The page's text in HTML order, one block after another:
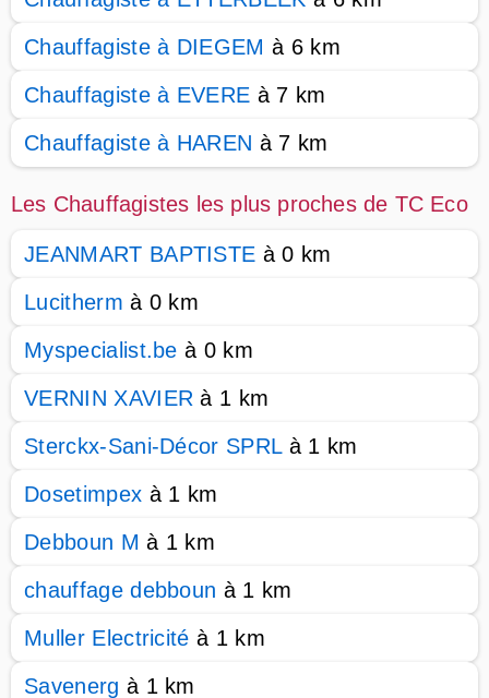
Chauffagiste à DIEGEM à 6 km
Chauffagiste à EVERE à 7 km
Chauffagiste à HAREN à 7 km
Les Chauffagistes les plus proches de TC Eco
JEANMART BAPTISTE à 0 km
Lucitherm à 0 km
Myspecialist.be à 0 km
VERNIN XAVIER à 1 km
Sterckx-Sani-Décor SPRLà 1 km
Dosetimpex à 1 km
Debboun M à 1 km
chauffage debboun à 1 km
Muller Electricité à 1 km
Savenerg à 1 km